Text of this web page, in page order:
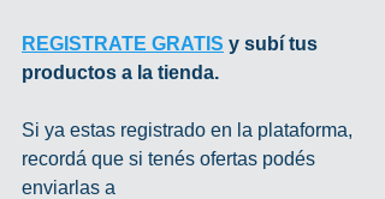
REGISTRATE GRATIS y subí tus
productos a la tienda.
Si ya estas registrado en la plataforma,
recordá que si tenés ofertas podés
enviarlas a